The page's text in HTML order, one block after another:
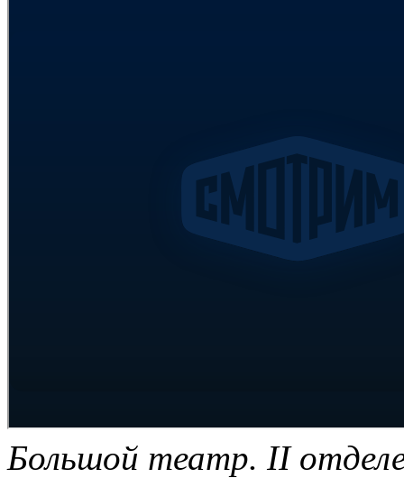
Большой театр. II